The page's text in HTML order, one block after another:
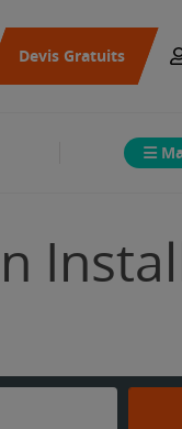
Devis Gratuits